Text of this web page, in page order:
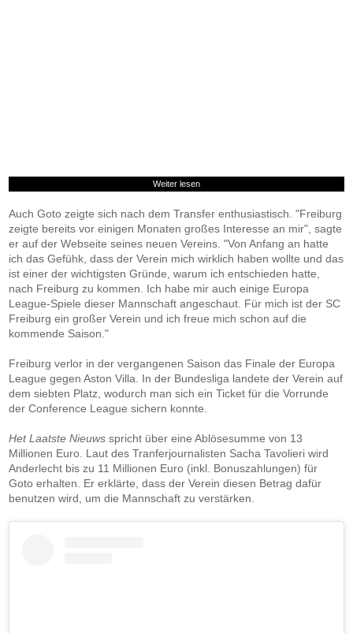
Weiter lesen
Auch Goto zeigte sich nach dem Transfer enthusiastisch. "Freiburg
zeigte bereits vor einigen Monaten großes Interesse an mir", sagte
er auf der Webseite seines neuen Vereins. "Von Anfang an hatte
ich das Gefühk, dass der Verein mich wirklich haben wollte und das
ist einer der wichtigsten Gründe, warum ich entschieden hatte,
nach Freiburg zu kommen. Ich habe mir auch einige Europa
League-Spiele dieser Mannschaft angeschaut. Für mich ist der SC
Freiburg ein großer Verein und ich freue mich schon auf die
kommende Saison."
Freiburg verlor in der vergangenen Saison das Finale der Europa
League gegen Aston Villa. In der Bundesliga landete der Verein auf
dem siebten Platz, wodurch man sich ein Ticket für die Vorrunde
der Conference League sichern konnte.
Het Laatste Nieuws spricht über eine Ablösesumme von 13
Millionen Euro. Laut des Tranferjournalisten Sacha Tavolieri wird
Anderlecht bis zu 11 Millionen Euro (inkl. Bonuszahlungen) für
Goto erhalten. Er erklärte, dass der Verein diesen Betrag dafür
benutzen wird, um die Mannschaft zu verstärken.